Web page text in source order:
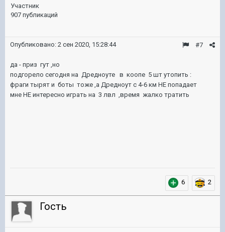
Участник
907 публикаций
#7
Опубликовано: 2 сен 2020, 15:28:44
да - приз гут ,но
подгорело сегодня на Дредноуте в коопе 5 шт утопить :
фраги тырят и боты тоже ,а Дредноут с 4-6 км НЕ попадает
мне НЕ интересно играть на 3 лвл ,время жалко тратить
6 2
Гость